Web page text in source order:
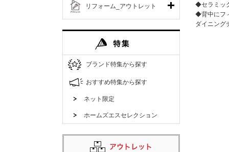
◆セラミッ
◆背中にフ
ダイニング
リフォーム_アウトレット
ブランド特集から探す
おすすめ特集から探す
ネット限定
ホームズエスセレクション